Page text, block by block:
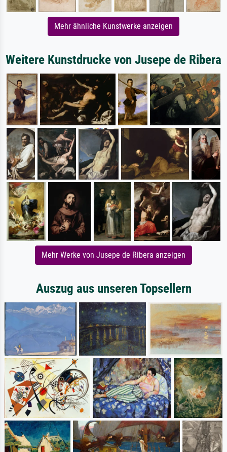
Mehr ähnliche Kunstwerke anzeigen
Weitere Kunstdrucke von Jusepe de Ribera
Mehr Werke von Jusepe de Ribera anzeigen
Auszug aus unseren Topsellern